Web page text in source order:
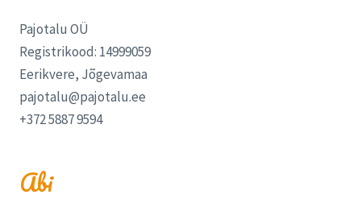
Pajotalu OÜ
Registrikood: 14999059
Eerikvere, Jõgevamaa
pajotalu@pajotalu.ee
+372 5887 9594
Abi